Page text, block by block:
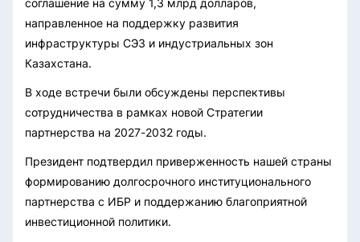
направленное на поддержку развития
инфраструктуры СЭЗ и индустриальных зон
Казахстана.
В ходе встречи были обсуждены перспективы
сотрудничества в рамках новой Стратегии
партнерства на 2027-2032 годы.
Президент подтвердил приверженность нашей страны
формированию долгосрочного институционального
партнерства с ИБР и поддержанию благоприятной
инвестиционной политики.